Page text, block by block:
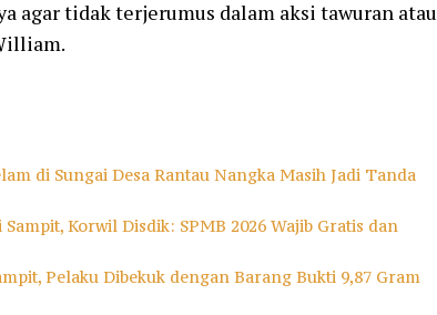
agar tidak terjerumus dalam aksi tawuran atau
di Sungai Desa Rantau Nangka Masih Jadi Tanda
Korwil Disdik: SPMB 2026 Wajib Gratis dan
Pelaku Dibekuk dengan Barang Bukti 9,87 Gram